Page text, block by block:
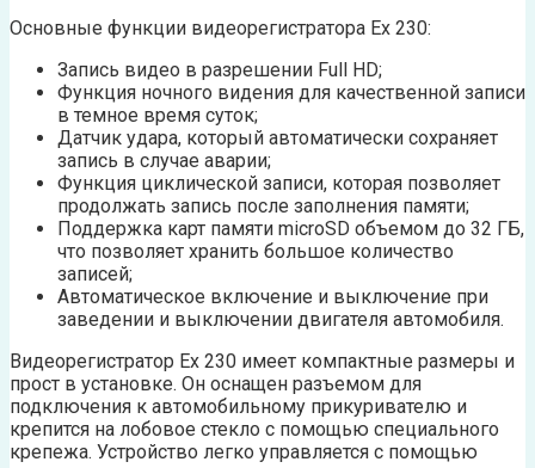
Основные функции видеорегистратора Ех 230:
Запись видео в разрешении Full HD;
Функция ночного видения для качественной записи
в темное время суток;
Датчик удара, который автоматически сохраняет
запись в случае аварии;
Функция циклической записи, которая позволяет
продолжать запись после заполнения памяти;
Поддержка карт памяти microSD объемом до 32 ГБ,
что позволяет хранить большое количество
записей;
Автоматическое включение и выключение при
заведении и выключении двигателя автомобиля.
Видеорегистратор Ех 230 имеет компактные размеры и
прост в установке. Он оснащен разъемом для
подключения к автомобильному прикуривателю и
крепится на лобовое стекло с помощью специального
крепежа. Устройство легко управляется с помощью